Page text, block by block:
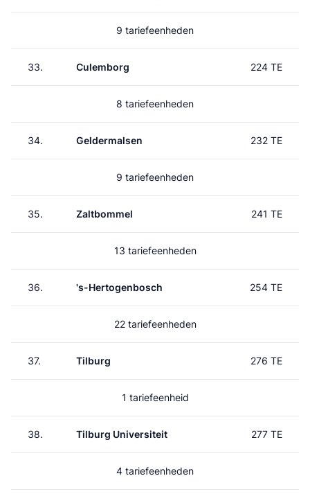
9 tariefeenheden
33. Culemborg 224 TE
8 tariefeenheden
34. Geldermalsen 232 TE
9 tariefeenheden
35. Zaltbommel 241 TE
13 tariefeenheden
36. 's-Hertogenbosch 254 TE
22 tariefeenheden
37. Tilburg 276 TE
1 tariefeenheid
38. Tilburg Universiteit 277 TE
4 tariefeenheden